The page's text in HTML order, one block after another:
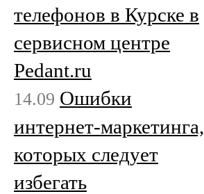
телефонов в Курске в
сервисном центре
Pedant.ru
14.09 Ошибки
интернет-маркетинга,
которых следует
избегать